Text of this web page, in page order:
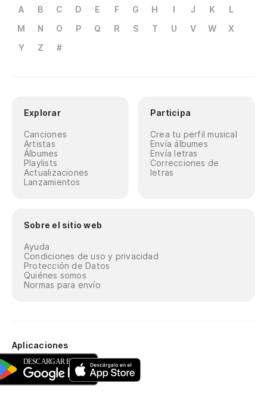
A B C D E F G H I J K
L
M
N O P Q R S T U V W
X
Y
Z #
Explorar
Canciones
Artistas
Álbumes
Playlists
Actualizaciones
Lanzamientos
Participa
Crea tu perfil musical
Envía álbumes
Envía letras
Correcciones de
letras
Sobre el sitio web
Ayuda
Condiciones de uso y privacidad
Protección de Datos
Quiénes somos
Normas para envío
Aplicaciones